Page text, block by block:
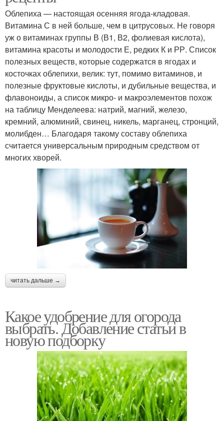
Облепиха — настоящая осенняя ягода-кладовая.
Витамина С в ней больше, чем в цитрусовых. Не говоря
уж о витаминах группы В (В1, В2, фолиевая кислота),
витамина красоты и молодости Е, редких К и РР. Список
полезных веществ, которые содержатся в ягодах и
косточках облепихи, велик: тут, помимо витаминов, и
полезные фруктовые кислоты, и дубильные вещества, и
флавоноиды, а список микро- и макроэлементов похож
на таблицу Менделеева: натрий, магний, железо,
кремний, алюминий, свинец, никель, марганец, стронций,
молибден… Благодаря такому составу облепиха
считается универсальным природным средством от
многих хворей.
читать дальше →
Какое удобрение для огорода
выбрать. Добавление статьи в
новую подборку